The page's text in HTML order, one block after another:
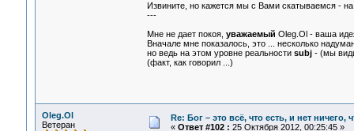
Извините, но кажется мы с Вами скатываемся -
---
Мне не дает покоя, уважаемый Oleg.Ol - ваша
Вначале мне показалось, это ... несколько
но ведь на этом уровне реальности subj- (мы
(факт, как говорил ...)
Oleg.Ol
Ветеран
Re: Бог – это всё, что есть, и нет
« Ответ #102 : 25 Октября 2012, 00:25:45 »